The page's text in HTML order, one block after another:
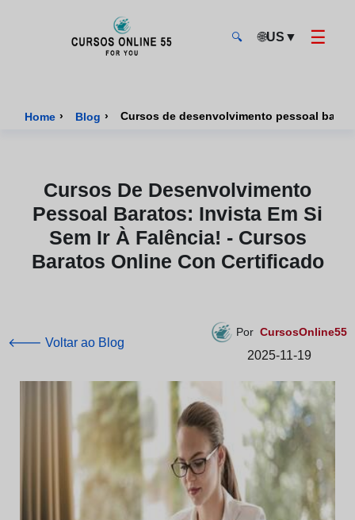
🔍 🌐US ▼ ☰
Home › Blog ›
Cursos De Desenvolvimento
Pessoal Baratos: Invista Em Si
Sem Ir À Falência! - Cursos
Baratos Online Con Certificado
🡐 Voltar ao Blog
Por CursosOnline55
2025-11-19